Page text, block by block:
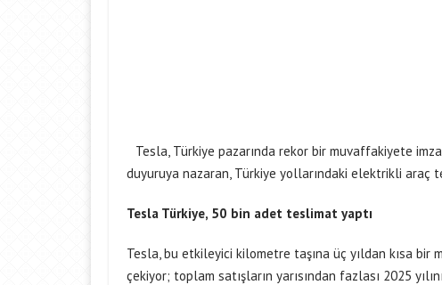
Tesla, Türkiye pazarında rekor bir muvaffakiyete
duyuruya nazaran, Türkiye yollarındaki elektrikli araç
Tesla Türkiye, 50 bin adet teslimat yaptı
Tesla, bu etkileyici kilometre taşına üç yıldan kısa bir
çekiyor; toplam satışların yarısından fazlası 2025